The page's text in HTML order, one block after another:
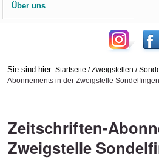
Über uns
Sie sind hier: Startseite /Zweigstellen /
Abonnements in der Zweigstelle Sondelfingen
Zeitschriften-
Zweigstelle